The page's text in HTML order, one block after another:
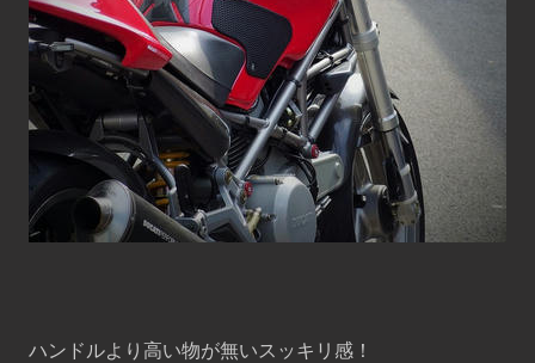
ハンドルより高い物が無いスッキリ感！